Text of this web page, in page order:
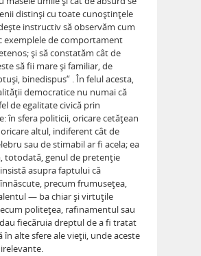
distinşi cu toate cunoştinţele
instructiv să observăm cum
exemplele de comportament
şi să constatăm cât de
să fii mare şi familiar, de
binedispus“ . În felul acesta,
democratice nu numai că
de egalitate civică prin
în sfera politicii, oricare cetăţean
altul, indiferent cât de
sau de stimabil ar fi acela; ea
totodată, genul de pretenţie
asupra faptului că
precum frumuseţea,
— ba chiar şi virtuţile
politeţea, rafinamentul sau
fiecăruia dreptul de a fi tratat
în alte sfere ale vieţii, unde aceste